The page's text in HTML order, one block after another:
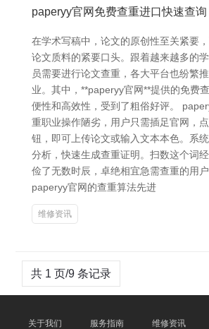
paperyy官网免费查重进口快速查询
在学术写稿中，论文的原创性至关紧要
论文质料的紧要口头。跟着越来越多的
员需要进行论文查重，各大平台也纷繁
业。其中，**paperyy官网**提供的免费
便性和高效性，受到了粗俗好评。
重职业操作陋劣，用户只需插足官网，
钮，即可上传论文或输入文本本色。系
分析，快速生成查重证明。扫数这个词
俭了无数时辰，卓绝相宜急需查重的用户
paperyy官网的查重算法先进
维修资讯
共 1 页/9 条记录
关于我们 服务指南 维修资讯